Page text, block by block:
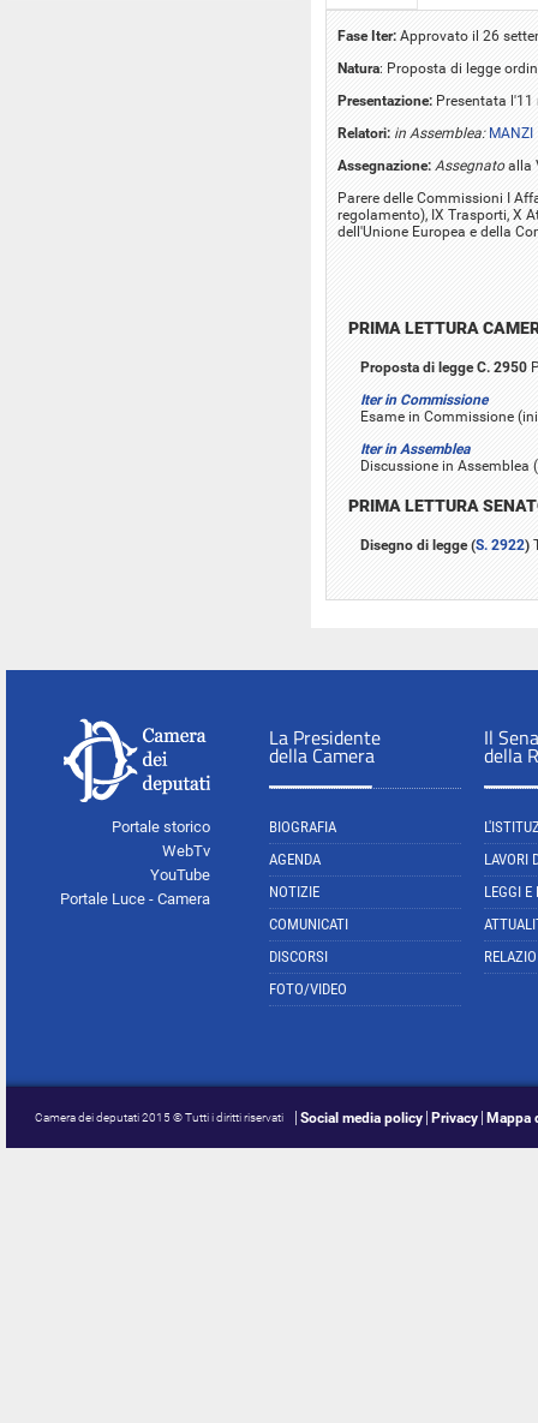
Fase Iter: Approvato il 26
Natura: Proposta di legge
Presentazione: Presentata
Relatori: in Assemblea: MANZI
Assegnazione: Assegnatoalla
Parere delle Commissioni I
regolamento), IX Trasporti, X
dell'Unione Europea e della
PRIMA LETTURA
Proposta di legge C. 2950
Iter in Commissione
Esame in Commissione
Iter in Assemblea
Discussione in
PRIMA LETTURA
Disegno di legge (S. 2922)
Portale storico
WebTv
YouTube
Portale Luce - Camera
La Presidente
della Camera
BIOGRAFIA
AGENDA
NOTIZIE
COMUNICATI
DISCORSI
FOTO/VIDEO
Il
della
LAVORI
LEGGI E
Camera dei deputati 2015 © Tutti i diritti riservati Social media policy Privacy Mappa